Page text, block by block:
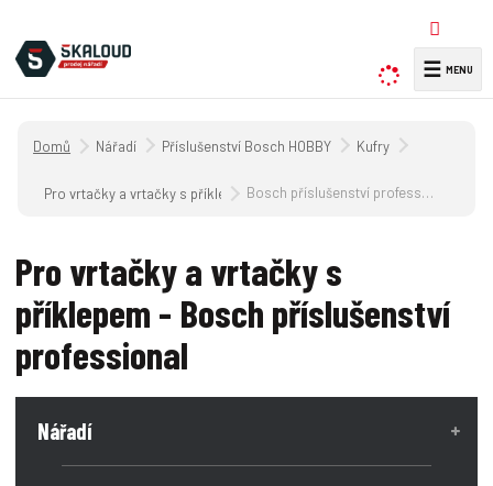
y
☰
Úvodní strana
Nářadí Příslušenství Bosch HOBBY Kufry
Pro vrtačky a vrtačky s příklepemBosch příslušenství professional
Pro vrtačky a vrtačky s
příklepem - Bosch příslušenství
professional
Nářadí